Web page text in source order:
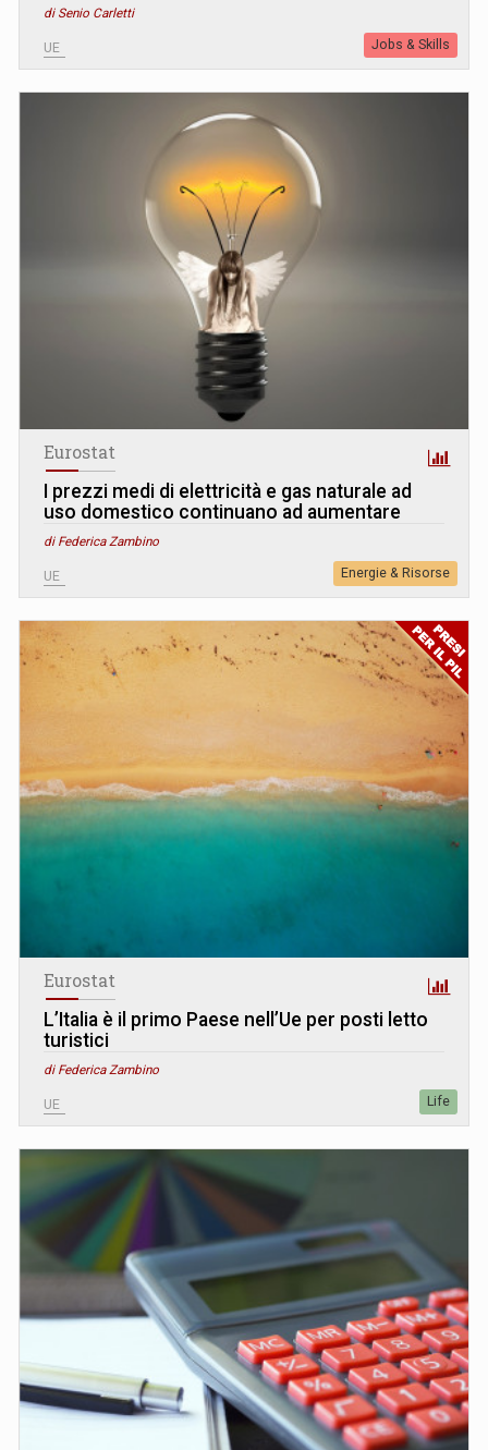
di Senio Carletti
UE Jobs & Skills
Eurostat
I prezzi medi di elettricità e gas naturale ad
uso domestico continuano ad aumentare
di Federica Zambino
UE Energie & Risorse
Eurostat
L’Italia è il primo Paese nell’Ue per posti letto
turistici
di Federica Zambino
UE Life